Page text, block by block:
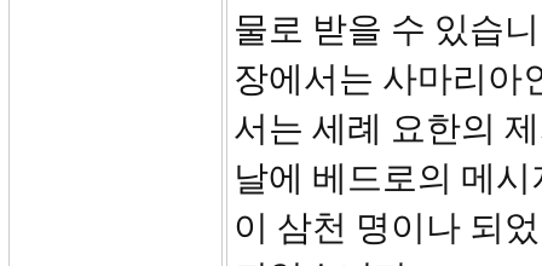
물로 받을 수 있습
장에서는 사마리아
서는 세례 요한의
날에 베드로의 메
이 삼천 명이나 되